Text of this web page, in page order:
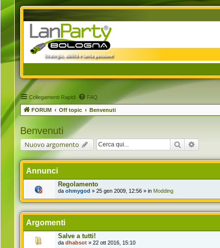
Collegamenti Rapidi FAQ
FORUM Off topic Benvenuti
Benvenuti
Nuovo argomento Cerca
Annunci
Regolamento
da ohmygod » 25 gen 2009, 12:56 » in Modding
Argomenti
Salve a tutti!
da dhabsot » 22 ott 2016, 15:10